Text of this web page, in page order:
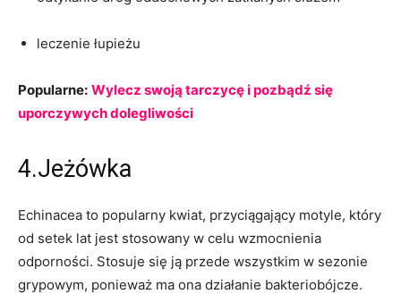
leczenie łupieżu
Popularne: Wylecz swoją tarczycę i pozbądź się
uporczywych dolegliwości
4.Jeżówka
Echinacea to popularny kwiat, przyciągający motyle, który
od setek lat jest stosowany w celu wzmocnienia
odporności. Stosuje się ją przede wszystkim w sezonie
grypowym, ponieważ ma ona działanie bakteriobójcze.